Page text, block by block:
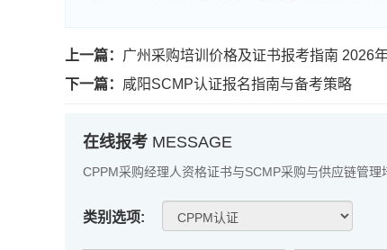
上一篇： 广州采购培训价格及证书报考指南 2026
下一篇： 咸阳SCMP认证报名指南与备考策略
在线报考 MESSAGE
CPPM采购经理人资格证书与SCMP采购与供应链管理
类别选项: